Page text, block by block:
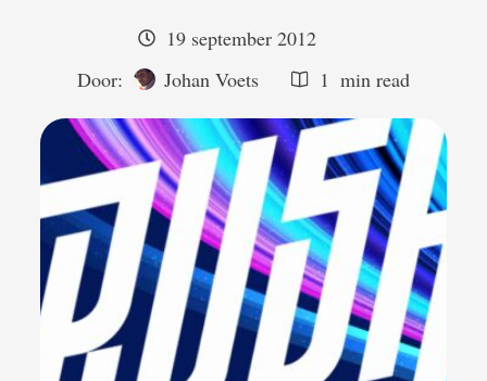
19 september 2012
Door:
Johan Voets 1 min read